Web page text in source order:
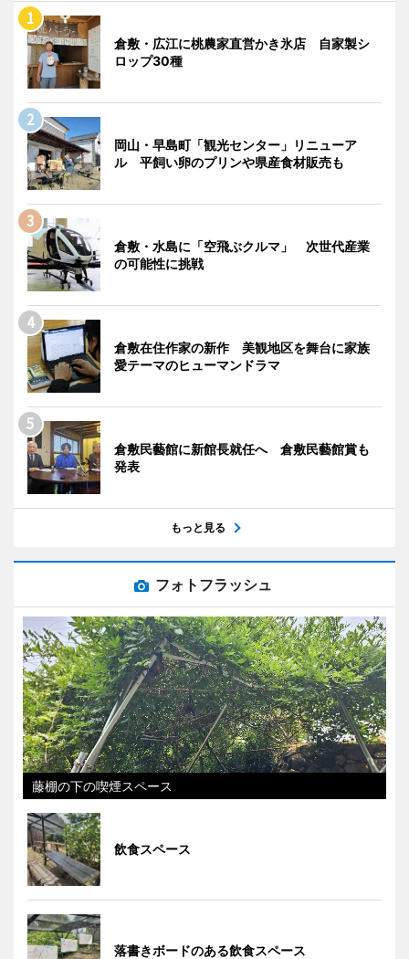
倉敷・広江に桃農家直営かき氷店 自家製シ
ロップ30種
岡山・早島町「観光センター」リニューア
ル 平飼い卵のプリンや県産食材販売も
倉敷・水島に「空飛ぶクルマ」 次世代産業
の可能性に挑戦
倉敷在住作家の新作 美観地区を舞台に家族
愛テーマのヒューマンドラマ
倉敷民藝館に新館長就任へ 倉敷民藝館賞も
発表
もっと見る
フォトフラッシュ
藤棚の下の喫煙スペース
飲食スペース
落書きボードのある飲食スペース